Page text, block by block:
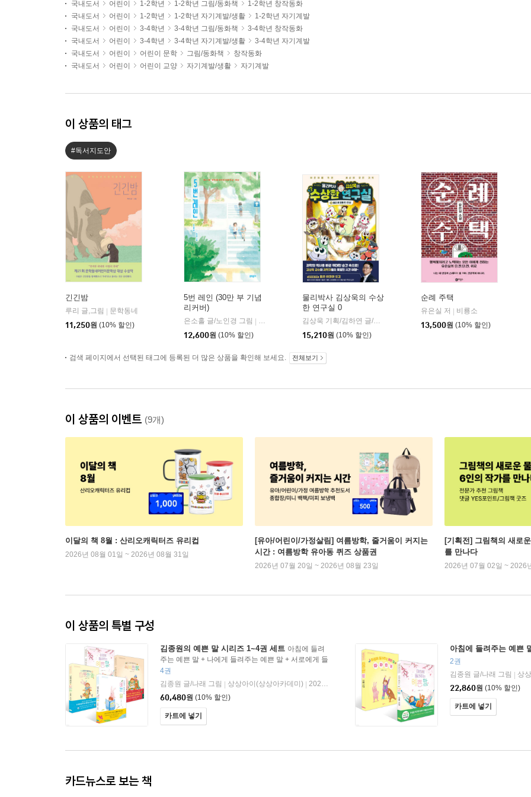
국내도서 어린이 1-2학년 1-2학년 그림/동화책
1-2학년 창작동화
국내도서
어린이 1-2학년 1-2학년 자기계발/생활
1-2학년 자기계발
국내도서
어린이 3-4학년 3-4학년 그림/동화책
3-4학년 창작동화
국내도서
어린이 3-4학년 3-4학년 자기계발/생활
3-4학년 자기계발
국내도서
어린이 어린이 문학 그림/동화책
창작동화
국내도서
어린이 어린이 교양 자기계발/생활 자기계발
이 상품의 태그
#독서지도안
긴긴밤
루리 글,그림
문학동네
11,250원 (10% 할인)
5번 레인 (30만 부 기념
리커버)
은소홀 글/노인경 그림
문학동네
12,600원 (10% 할인)
물리박사 김상욱의 수상
한 연구실 0
김상욱 기획/김하연 글/정순규 그림
아울북
15,210원 (10% 할인)
순례 주택
유은실 저
비룡소
13,500원 (10% 할인)
검색 페이지에서 선택된 태그에 등록된 더 많은 상품을 확인해 보세요. 전체보기
이 상품의 이벤트 (9개)
이달의 책 8월 : 산리오캐릭터즈 유리컵
2026년 08월 01일 ~ 2026년 08월 31일
[유아/어린이/가정살림] 여름방학, 줄거움이 커지는
시간 : 여름방학 유아동 퀴즈 상품권
2026년 07월 20일 ~ 2026년 08월 23일
[기획전] 그림책의 새로
를 만나다
2026년 07월 02일 ~ 2026
이 상품의 특별 구성
김종원의 예쁜 말 시리즈 1~4권 세트 아침에 들려
주는 예쁜 말 + 나에게 들려주는 예쁜 말 + 서로에게 들
려주는 따뜻한 말 + 친구에게 들려주는 씩씩한 말 세트
4권
김종원 글/나래 그림
상상아이(상상아카데미)
2025년 04월 10일
60,480원 (10% 할인)
카트에 넣기
아침에 들려주는 예쁜
2권
김종원 글/나래 그림
상
22,860원 (10% 할인)
카트에 넣기
카드뉴스로 보는 책